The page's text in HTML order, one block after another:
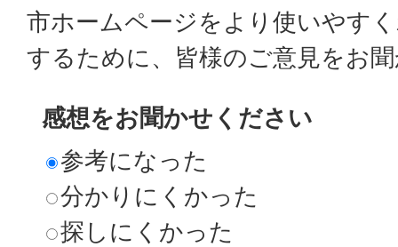
市ホームページをより使いやす
するために、皆様のご意見をお
感想をお聞かせください
参考になった
分かりにくかった
探しにくかった